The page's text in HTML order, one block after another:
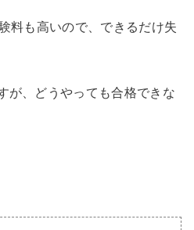
料も高いので、できるだけ失
が、どうやっても合格できな